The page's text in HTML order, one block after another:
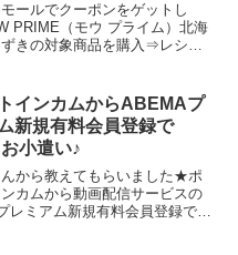
ールでクーポンをゲットし
PRIME（モウ プライム）北海
きの対象商品を購入⇒レシー
アどこで買ってもOK。d払い
...
インカムからABEMAプ
新規有料会員登録で
小遣い♪
んから教えてもらいました★ポ
カムから動画配信サービスの
レミアム新規有料会員登録で